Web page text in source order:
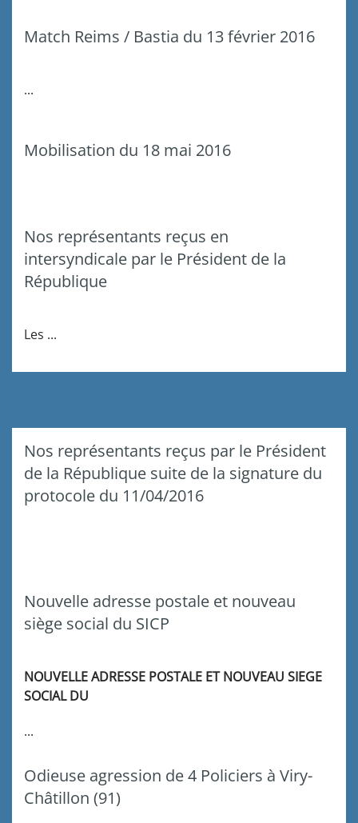
Match Reims / Bastia du 13 février 2016
...
Mobilisation du 18 mai 2016
Nos représentants reçus en
intersyndicale par le Président de la
République
Les ...
Nos représentants reçus par le Président
de la République suite de la signature du
protocole du 11/04/2016
Nouvelle adresse postale et nouveau
siège social du SICP
NOUVELLE ADRESSE POSTALE ET NOUVEAU SIEGE
SOCIAL DU
...
Odieuse agression de 4 Policiers à Viry-
Châtillon (91)